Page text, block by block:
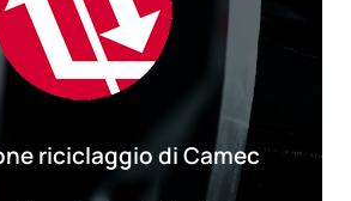
riciclaggio di Camec